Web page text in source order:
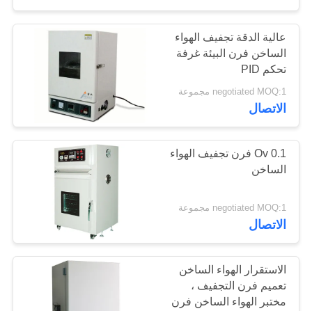
عالية الدقة تجفيف الهواء
الساخن فرن البيئة غرفة
تحكم PID
negotiated MOQ:1 مجموعة
الاتصال
0.1 Ov فرن تجفيف الهواء
الساخن
negotiated MOQ:1 مجموعة
الاتصال
الاستقرار الهواء الساخن
تعميم فرن التجفيف ،
مختبر الهواء الساخن فرن